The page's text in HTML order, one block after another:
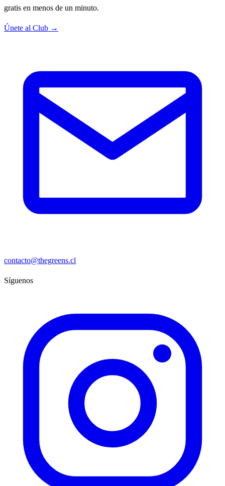
gratis en menos de un minuto.
Únete al Club →
contacto@thegreens.cl
Síguenos